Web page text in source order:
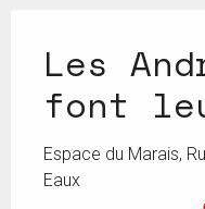
Les
font
Espace du Marais,
Eaux